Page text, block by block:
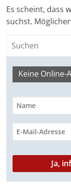
B
r
Es scheint, dass
suchst.
Keine Online-